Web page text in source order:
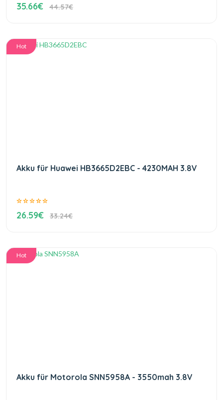
35.66€ 44.57€
Hot
Akku für Huawei HB3665D2EBC - 4230MAH 3.8V
26.59€ 33.24€
Hot
Akku für Motorola SNN5958A - 3550mah 3.8V